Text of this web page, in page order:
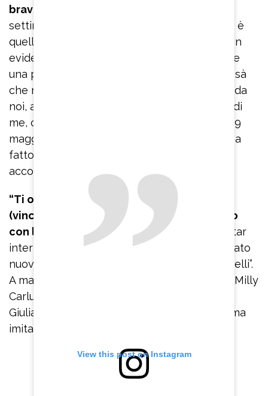
bravissima – ha detto Milly Carlucci
settimanale “Chi” – Lo scopo di un’imitazione è
quello di divertire punteggiando, mettendo in
evidenza caratteristiche che possono essere
una presa in giro, ma è questo il bello. E chissà
che non possiamo ‘raddoppiare’ proprio qui da
noi, a Sognando… Ballando con due versioni di
me, chi lo sa, vedremo”. Detto fatto. Venerdì 9
maggio Giulia Vecchio ha raccolto l’invito e ha
fatto irruzione in studio vestita, truccata e
acconciata come la padrona di casa.
“Ti offro il trattamento Bianca Guaccero
(vincitrice dell’ultima edizione di ‘Ballando
con le stelle’
, ndr), ti faccio diventare una star
internazionale e poi ti trovo anche un fidanzato
nuovo. Ti do il top, il più sexy di tutti: Paolo Belli”.
A margine dello sketch durato pochi minuti, Milly
Carlucci ha elogiato Giulia Vecchio: “Grazie a
Giulia che è una straordinaria, intelligentissima
imitatrice e mi onora di questa imitazione”.
View this post on Instagram